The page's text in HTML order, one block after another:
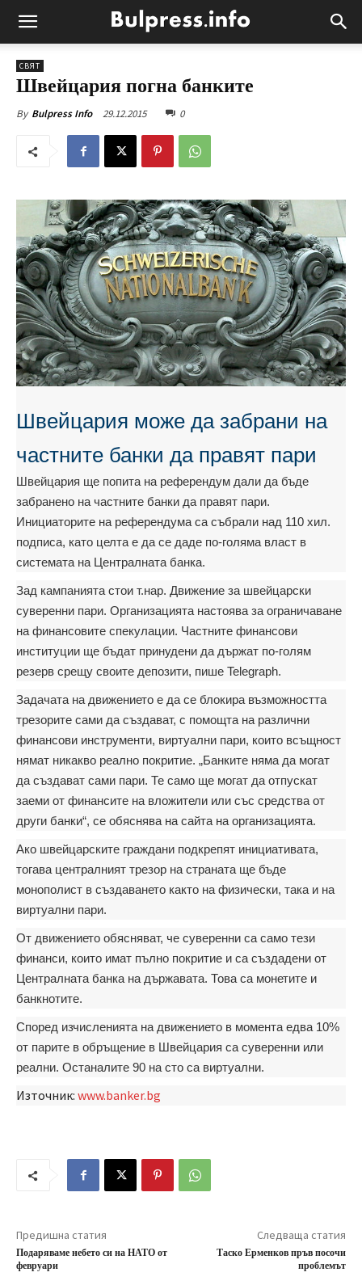
СВЯТ
Швейцария погна банките
By Bulpress Info 29.12.2015 0
Швейцария може да забрани на
частните банки да правят пари
Швейцария ще попита на референдум дали да бъде
забранено на частните банки да правят пари.
Инициаторите на референдума са събрали над 110 хил.
подписа, като целта е да се даде по-голяма власт в
системата на Централната банка.
Зад кампанията стои т.нар. Движение за швейцарски
суверенни пари. Организацията настоява за ограничаване
на финансовите спекулации. Частните финансови
институции ще бъдат принудени да държат по-голям
резерв срещу своите депозити, пише Telegraph.
Задачата на движението е да се блокира възможността
трезорите сами да създават, с помощта на различни
финансови инструменти, виртуални пари, които всъщност
нямат никакво реално покритие. „Банките няма да могат
да създават сами пари. Те само ще могат да отпускат
заеми от финансите на вложители или със средства от
други банки“, се обяснява на сайта на организацията.
Ако швейцарските граждани подкрепят инициативата,
тогава централният трезор на страната ще бъде
монополист в създаването както на физически, така и на
виртуални пари.
От движението обясняват, че суверенни са само тези
финанси, които имат пълно покритие и са създадени от
Централната банка на държавата. Това са монетите и
банкнотите.
Според изчисленията на движението в момента едва 10%
от парите в обръщение в Швейцария са суверенни или
реални. Останалите 90 на сто са виртуални.
Източник: www.banker.bg
Предишна статия
Подаряваме небето си на НАТО от
февруари
Следваща статия
Таско Ерменков пръв посочи
проблемът